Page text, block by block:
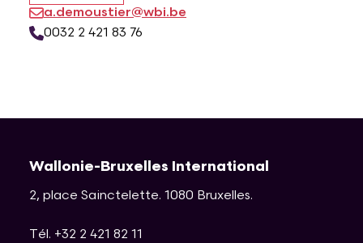
a.demoustier@wbi.be
0032 2 421 83 76
Wallonie-Bruxelles International
2, place Sainctelette. 1080 Bruxelles.
Tél. +32 2 421 82 11